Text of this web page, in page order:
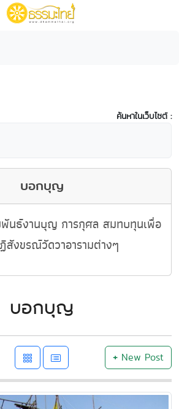
ค้นหาในเว็บไซต์ :
บอกบุญ
พันธ์งานบุญ การกุศล สมทบทุนเพื่อ
งขรณ์วัดวาอารามต่างๆ
บอกบุญ
+New Post